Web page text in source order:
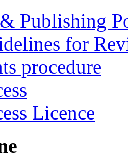
Publishing
for
procedure
Licence